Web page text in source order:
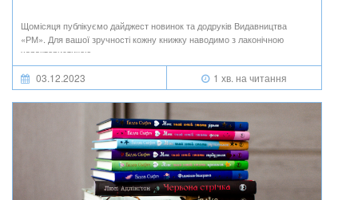
Щомісяця публікуємо дайджест новинок та додруків Видавництва
«РМ». Для вашої зручності кожну книжку наводимо з лаконічною
характеристикою.
03.12.2023 1 хв. на читання